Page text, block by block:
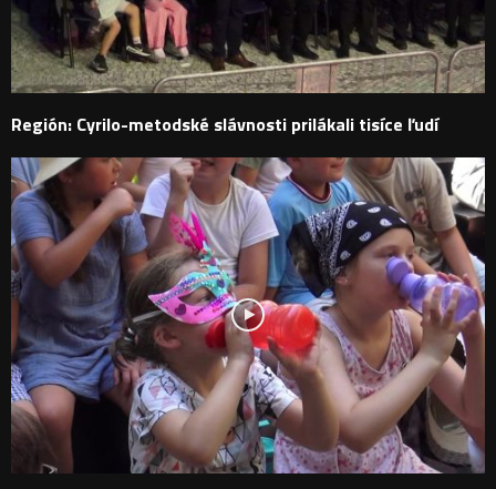
Región: Cyrilo-metodské slávnosti prilákali tisíce ľudí